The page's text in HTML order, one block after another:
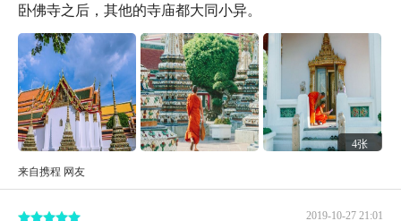
卧佛寺之后，其他的寺庙都大同小异。
4张
来自携程 网友
2019-10-27 21:01